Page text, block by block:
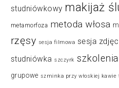
studniówkowy makijaż
metamorfoza metoda włosa
rzęsy sesja filmowa sesja
studniówka szczyrk szkolenia
grupowe szminka przy włoskiej kawie